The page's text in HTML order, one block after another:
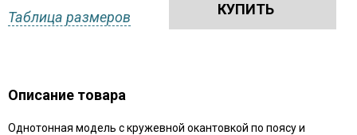
Таблица размеров КУПИТЬ
Описание товара
Однотонная модель с кружевной окантовкой по поясу и